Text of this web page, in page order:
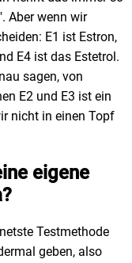
Aber wenn wir
E1 ist Estron,
E4 ist das Estetrol.
sagen, von
E2 und E3 ist ein
nicht in einen Topf
eigene
Testmethode
geben, also